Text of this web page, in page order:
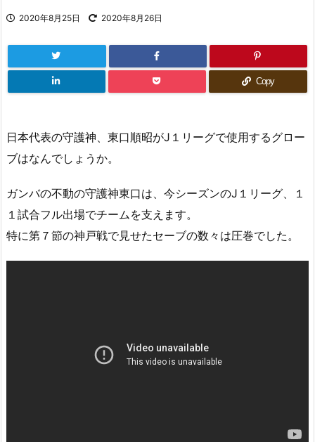
2020年8月25日 2020年8月26日
Copy
日本代表の守護神、東口順昭がJ１リーグで使用するグロー
ブはなんでしょうか。
ガンバの不動の守護神東口は、今シーズンのJ１リーグ、１
１試合フル出場でチームを支えます。
特に第７節の神戸戦で見せたセーブの数々は圧巻でした。